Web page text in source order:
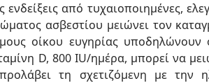
από τυχαιοποιημένες,
ασβεστίου μειώνει τον
οίκου ευγηρίας
D, 800 IU/ημέρα, μπορεί να
τη σχετιζόμενη με την